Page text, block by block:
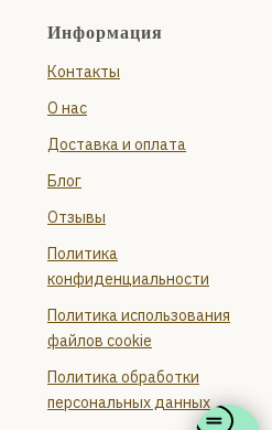
Информация
Контакты
О нас
Доставка и оплата
Блог
Отзывы
Политика
конфиденциальности
Политика использования
файлов cookie
Политика обработки
персональных данных